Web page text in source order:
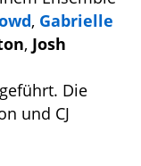
, Gabrielle
, Josh
Die
und CJ